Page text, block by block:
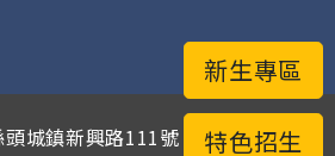
特色招生
新生專區
城鎮新興路111號 / 電話總機:03-